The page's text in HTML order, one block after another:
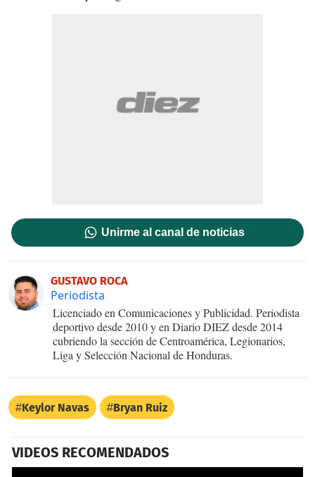
Unirme al canal de noticias
GUSTAVO ROCA
Periodista
Licenciado en Comunicaciones y Publicidad. Periodista
deportivo desde 2010 y en Diario DIEZ desde 2014
cubriendo la sección de Centroamérica, Legionarios,
Liga y Selección Nacional de Honduras.
Keylor Navas Bryan Ruiz
VIDEOS RECOMENDADOS